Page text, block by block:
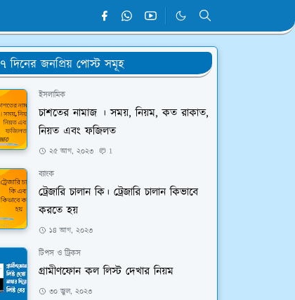
দিনের জনপ্রিয় পোস্ট সমূহ
ইসলামিক
চাশতের নামাজ । সময়, নিয়ম, কত রাকাত,
নিয়ত এবং ফজিলত
২৫ আগ, ২০২৩ 1
ব্যাংক
ট্রেজারি চালান কি। ট্রেজারি চালান কিভাবে
করতে হয়
১৪ আগ, ২০২৩
টিপস ও ট্রিকস
গ্রামীণফোন কল লিস্ট দেখার নিয়ম
৩০ জুল, ২০২৩